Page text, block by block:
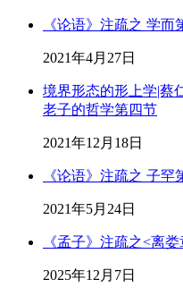
《论语》注疏之 学而
2021年4月27日
境界形态的形上学|蔡
老子的哲学第四节
2021年12月18日
《论语》注疏之 子罕
2021年5月24日
《孟子》注疏之<离
2025年12月7日